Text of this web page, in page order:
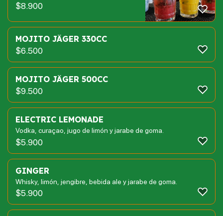
$8.900
MOJITO JÄGER 330CC
$6.500
MOJITO JÄGER 500CC
$9.500
ELECTRIC LEMONADE
Vodka, curaçao, jugo de limón y jarabe de goma.
$5.900
GINGER
Whisky, limón, jengibre, bebida ale y jarabe de goma.
$5.900